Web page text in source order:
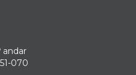
andar
070